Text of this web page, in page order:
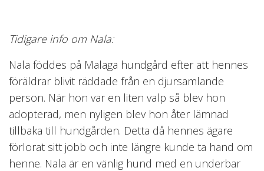
Tidigare info om Nala:
Nala föddes på Malaga hundgård efter att hennes
föräldrar blivit räddade från en djursamlande
person. När hon var en liten valp så blev hon
adopterad, men nyligen blev hon åter lämnad
tillbaka till hundgården. Detta då hennes ägare
förlorat sitt jobb och inte längre kunde ta hand om
henne. Nala är en vänlig hund med en underbar